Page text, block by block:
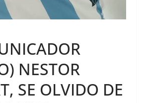
NESTOR
SE OLVIDO DE